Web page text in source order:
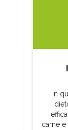
In
carne